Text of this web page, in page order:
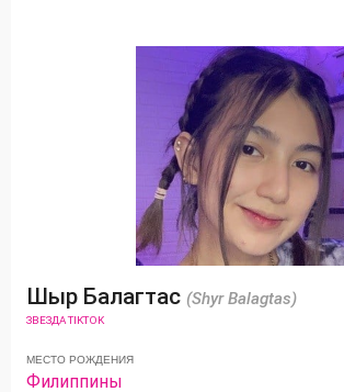
Шыр Балагтас (Shyr Balagtas)
ЗВЕЗДА TIKTOK
МЕСТО РОЖДЕНИЯ
Филиппины